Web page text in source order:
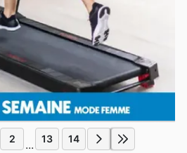
2 ... 13 14